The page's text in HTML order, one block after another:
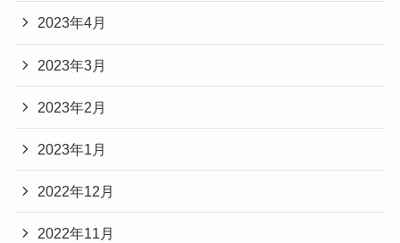
2023年4月
2023年3月
2023年2月
2023年1月
2022年12月
2022年11月